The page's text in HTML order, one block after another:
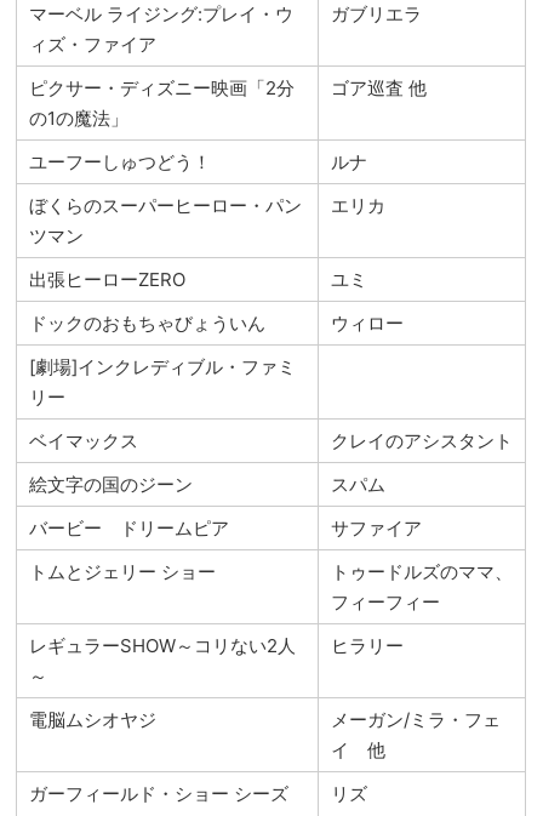
マーベル ライジング:プレイ・ウ
ィズ・ファイア
ガブリエラ
ピクサー・ディズニー映画「2分
の1の魔法」
ゴア巡査 他
ユーフーしゅつどう！
ルナ
ぼくらのスーパーヒーロー・パン
ツマン
エリカ
出張ヒーローZERO
ユミ
ドックのおもちゃびょういん
ウィロー
[劇場]インクレディブル・ファミ
リー
ベイマックス
クレイのアシスタント
絵文字の国のジーン
スパム
バービー ドリームピア
サファイア
トムとジェリー ショー
トゥードルズのママ、
フィーフィー
レギュラーSHOW～コリない2人
～
ヒラリー
電脳ムシオヤジ
メーガン/ミラ・フェ
イ 他
ガーフィールド・ショー シーズ
リズ